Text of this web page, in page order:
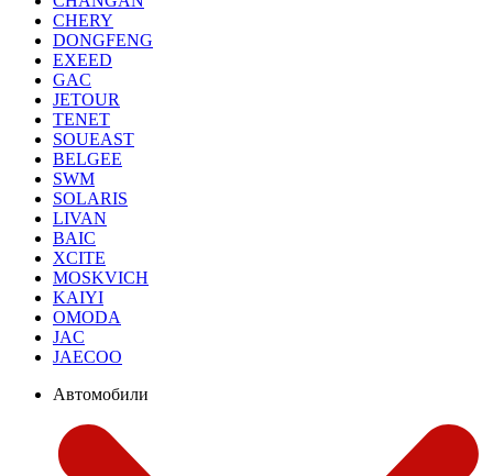
CHERY
DONGFENG
EXEED
GAC
JETOUR
TENET
SOUEAST
BELGEE
SWM
SOLARIS
LIVAN
BAIC
XCITE
MOSKVICH
KAIYI
OMODA
JAC
JAECOO
Автомобили